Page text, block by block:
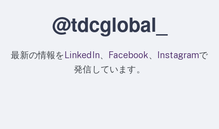
@tdcglobal_
最新の情報を LinkedIn、 Facebook、 Instagramで
発信しています。